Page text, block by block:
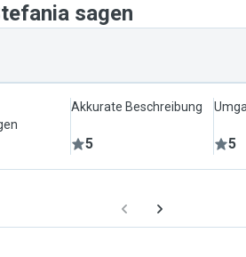
sagen
Akkurate Beschreibung
5 5